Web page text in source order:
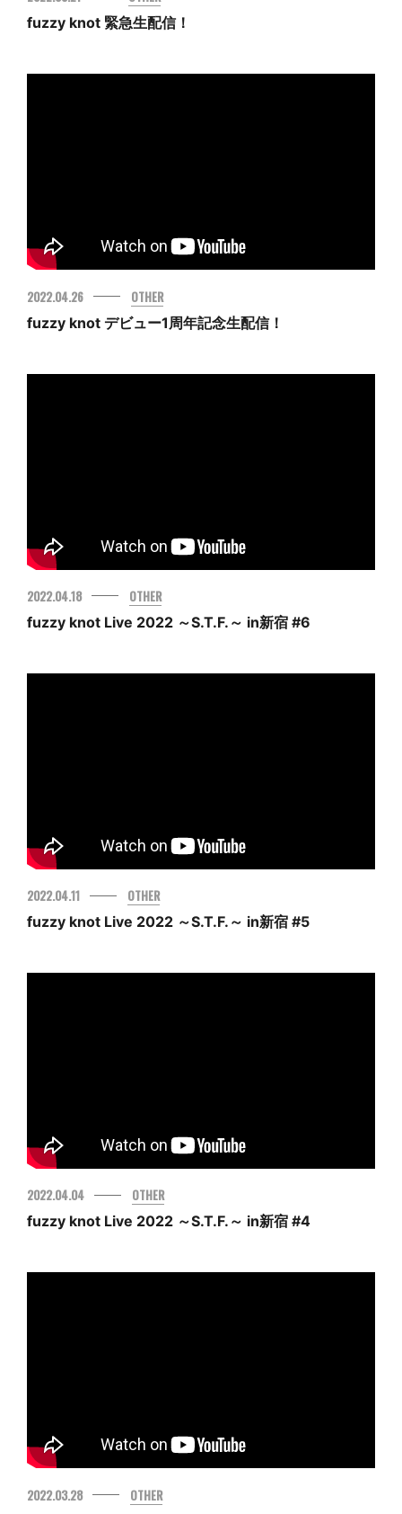
fuzzy knot 緊急生配信！
2022.04.26
OTHER
fuzzy knot デビュー1周年記念生配信！
2022.04.18
OTHER
fuzzy knot Live 2022 ～S.T.F.～ in新宿 #6
2022.04.11
OTHER
fuzzy knot Live 2022 ～S.T.F.～ in新宿 #5
2022.04.04
OTHER
fuzzy knot Live 2022 ～S.T.F.～ in新宿 #4
2022.03.28
OTHER